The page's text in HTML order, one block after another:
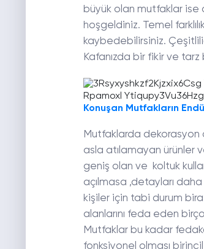
büyük olan mutfaklar ise
hoşgeldiniz. Temel
kaybedebilirsiniz.
Kafanızda bir fikir ve
Konuşan Mutfakların
Mutfaklarda dekorasyon
asla atılamayan ürünler
geniş olan ve koltuk
açılmasa ,detayları
kişiler için tabi durum
alanlarını feda eden
Mutfaklar bu kadar
fonksiyonel olması